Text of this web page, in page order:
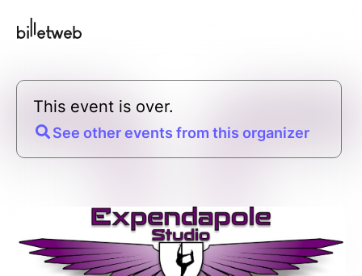
This event is over.
See other events from this organizer